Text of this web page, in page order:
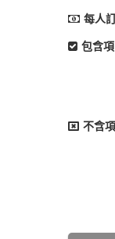
每人
包含項
不含